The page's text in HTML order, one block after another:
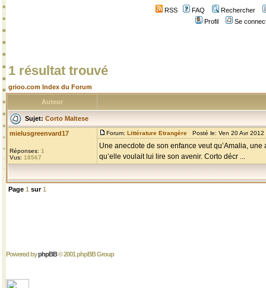
RSS FAQ
Rechercher
Profil
Se
1 résultat trouvé
grioo.com Index du Forum
Auteur
Sujet: Corto Maltese
mielusgreenvard17
Réponses: 1
Vus: 18567
Forum: Littérature Etrangère Posté le: Ven 20 Avr
Une anecdote de son enfance veut qu’Amalia,
qu’elle voulait lui lire son avenir. Corto décr ...
Page 1 sur1
Powered byphpBB© 2001 phpBB Group